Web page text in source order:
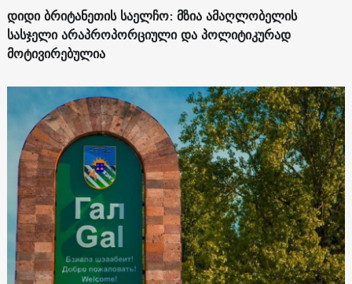
დიდი ბრიტანეთის საელჩო: მზია ამაღლობელის
სასჯელი არაპროპორციული და პოლიტიკურად
მოტივირებულია